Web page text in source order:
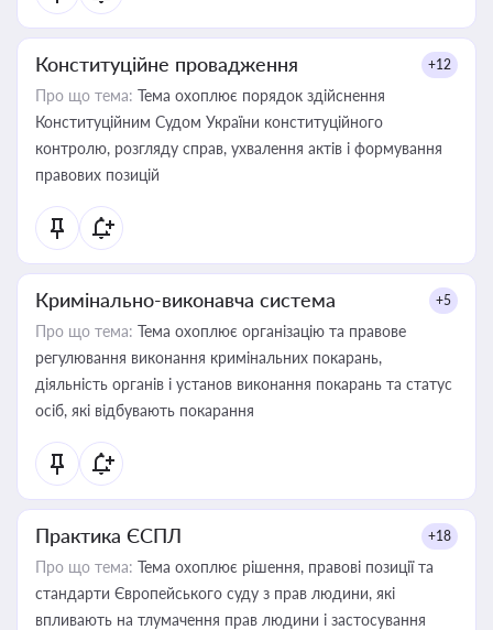
Конституційне провадження +12
Про що тема: Тема охоплює порядок здійснення
Конституційним Судом України конституційного
контролю, розгляду справ, ухвалення актів і формування
правових позицій
Кримінально-виконавча система +5
Про що тема: Тема охоплює організацію та правове
регулювання виконання кримінальних покарань,
діяльність органів і установ виконання покарань та статус
осіб, які відбувають покарання
Практика ЄСПЛ +18
Про що тема: Тема охоплює рішення, правові позиції та
стандарти Європейського суду з прав людини, які
впливають на тлумачення прав людини і застосування